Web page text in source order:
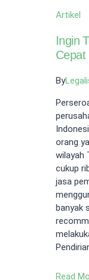
Artikel
Ingin
Cepat
By
orang
wilayah
cukup
jasa
banyak
Read